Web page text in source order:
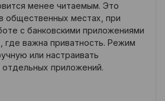
менее читаемым. Это
общественных местах, при
с банковскими приложениями
где важна приватность. Режим
или настраивать
приложений.